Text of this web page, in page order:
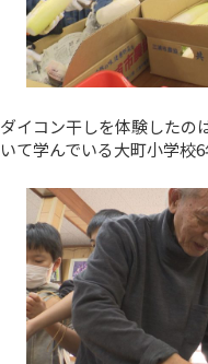
ダイコン干しを体験したの
いて学んでいる大町小学校6